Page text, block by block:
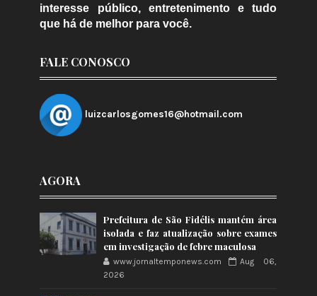
interesse público, entretenimento e tudo
que há de melhor para você.
FALE CONOSCO
luizcarlosgomes16@hotmail.com
AGORA
Prefeitura de São Fidélis mantém área
isolada e faz atualização sobre exames
em investigação de febre maculosa
www.jornaltemponews.com
Aug 06,
2026